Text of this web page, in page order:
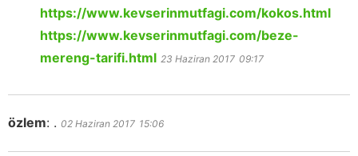
https://www.kevserinmutfagi.com/kokos.html
https://www.kevserinmutfagi.com/beze-
mereng-tarifi.html 23 Haziran 2017 09:17
özlem: . 02 Haziran 2017 15:06